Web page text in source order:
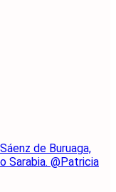
de Buruaga,
Sarabia. @Patricia